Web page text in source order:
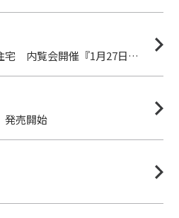
世田谷区奥沢４丁目新築住宅 内覧会開催『1月27日（土）』
売開始